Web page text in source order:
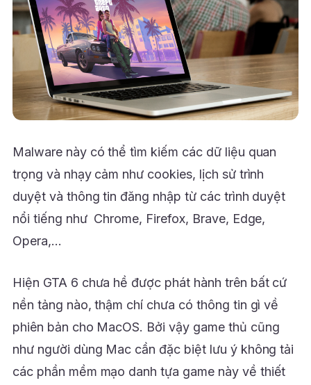
Malware này có thể tìm kiếm các dữ liệu quan
trọng và nhạy cảm như cookies, lịch sử trình
duyệt và thông tin đăng nhập từ các trình duyệt
nổi tiếng như Chrome, Firefox, Brave, Edge,
Opera,…
Hiện GTA 6 chưa hề được phát hành trên bất cứ
nền tảng nào, thậm chí chưa có thông tin gì về
phiên bản cho MacOS. Bởi vậy game thủ cũng
như người dùng Mac cần đặc biệt lưu ý không tải
các phần mềm mạo danh tựa game này về thiết